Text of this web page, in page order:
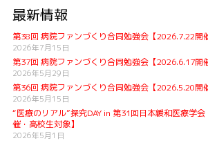
最新情報
第38回 病院ファンづくり合同勉強会【2026.7.22開
2026年7月15日
第37回 病院ファンづくり合同勉強会【2026.6.17開
2026年5月29日
第36回 病院ファンづくり合同勉強会【2026.5.20開
2026年5月15日
“医療のリアル”探究DAY in 第31回日本緩和医療学
催・高校生対象】
2026年5月1日